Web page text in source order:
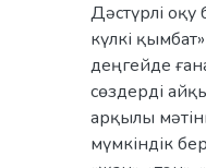
Дәстүрлі оқу
күлкі
деңгейде
сөздерді
арқылы
мүмкіндік